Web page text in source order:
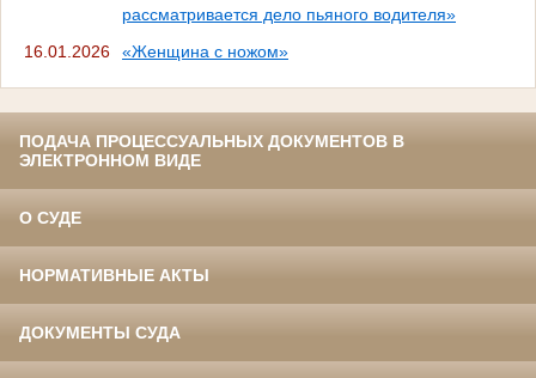
рассматривается дело пьяного водителя»
16.01.2026
«Женщина с ножом»
ПОДАЧА ПРОЦЕССУАЛЬНЫХ ДОКУМЕНТОВ В
ЭЛЕКТРОННОМ ВИДЕ
О СУДЕ
НОРМАТИВНЫЕ АКТЫ
ДОКУМЕНТЫ СУДА